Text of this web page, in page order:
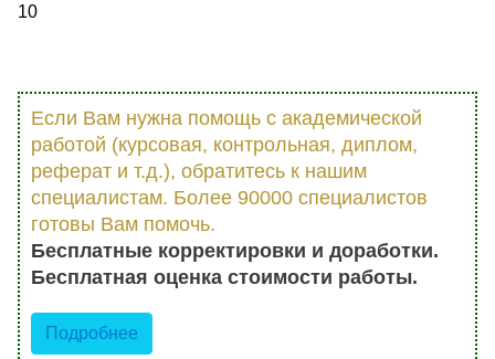
10
Если Вам нужна помощь с академической
работой (курсовая, контрольная, диплом,
реферат и т.д.), обратитесь к нашим
специалистам. Более 90000 специалистов
готовы Вам помочь.
Бесплатные корректировки и доработки.
Бесплатная оценка стоимости работы.
Подробнее